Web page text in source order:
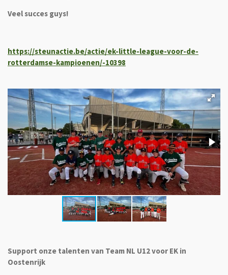
Veel succes guys!
https://steunactie.be/actie/ek-little-league-voor-de-
rotterdamse-kampioenen/-10398
Support onze talenten van Team NL U12 voor EK in
Oostenrijk